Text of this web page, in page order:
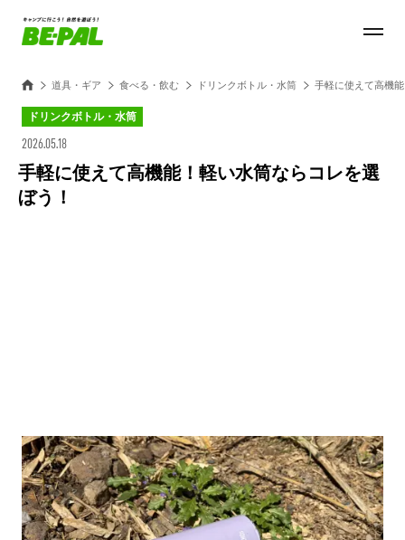
道具・ギア 食べる・飲む ドリンクボトル・水筒 手軽に使えて高機
ドリンクボトル・水筒
2026.05.18
手軽に使えて高機能！軽い水筒ならコレを選
ぼう！